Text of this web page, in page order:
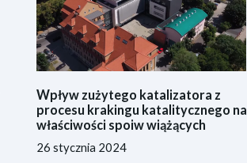
Wpływ zużytego katalizatora z
procesu krakingu katalitycznego na
właściwości spoiw wiążących
26 stycznia 2024